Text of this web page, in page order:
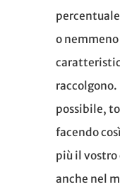
o nemmeno
raccolgono.
possibile,
facendo
più il vostro
anche nel